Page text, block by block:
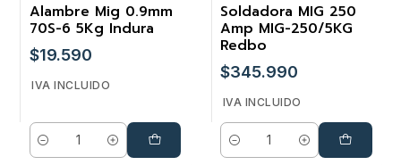
Alambre Mig 0.9mm
70S-6 5Kg Indura
$19.590
IVA INCLUIDO
Cantidad
Soldadora MIG 250
Amp MIG-250/5KG
Redbo
$345.990
IVA INCLUIDO
Cantidad